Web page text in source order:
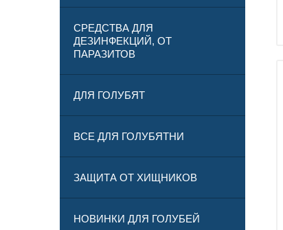
СРЕДСТВА ДЛЯ
ДЕЗИНФЕКЦИЙ, ОТ
ПАРАЗИТОВ
ДЛЯ ГОЛУБЯТ
ВСЕ ДЛЯ ГОЛУБЯТНИ
ЗАЩИТА ОТ ХИЩНИКОВ
НОВИНКИ ДЛЯ ГОЛУБЕЙ